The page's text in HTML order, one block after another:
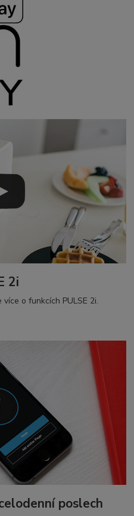
2i
o funkcích PULSE 2i.
poslech